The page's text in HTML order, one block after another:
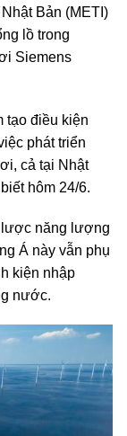
Bản (METI)
lồ trong
Siemens
tạo điều kiện
phát triển
cả tại Nhật
hôm 24/6.
lược năng lượng
Á này vẫn phụ
kiện nhập
nước.